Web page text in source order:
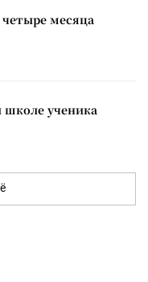
месяца
школе ученика